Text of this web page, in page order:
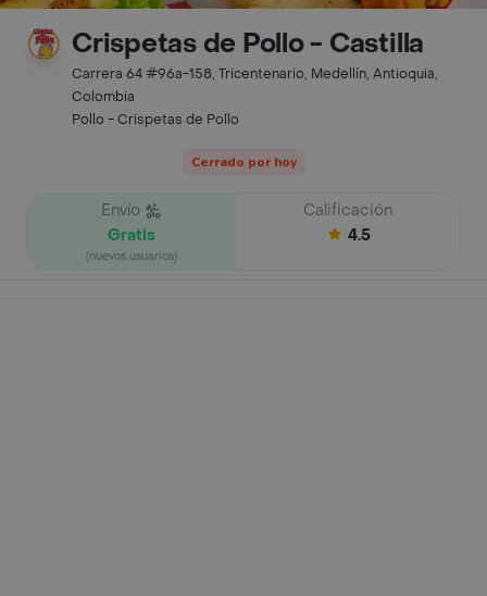
Crispetas de Pollo­ - Castilla
Carrera 64 #96a-158, Tricentenario, Medellín, Antioquia,
Colombia
Pollo - Crispetas de Pollo­
Cerrado por hoy
Envío
Gratis
(nuevos usuarios)
Calificación
4.5